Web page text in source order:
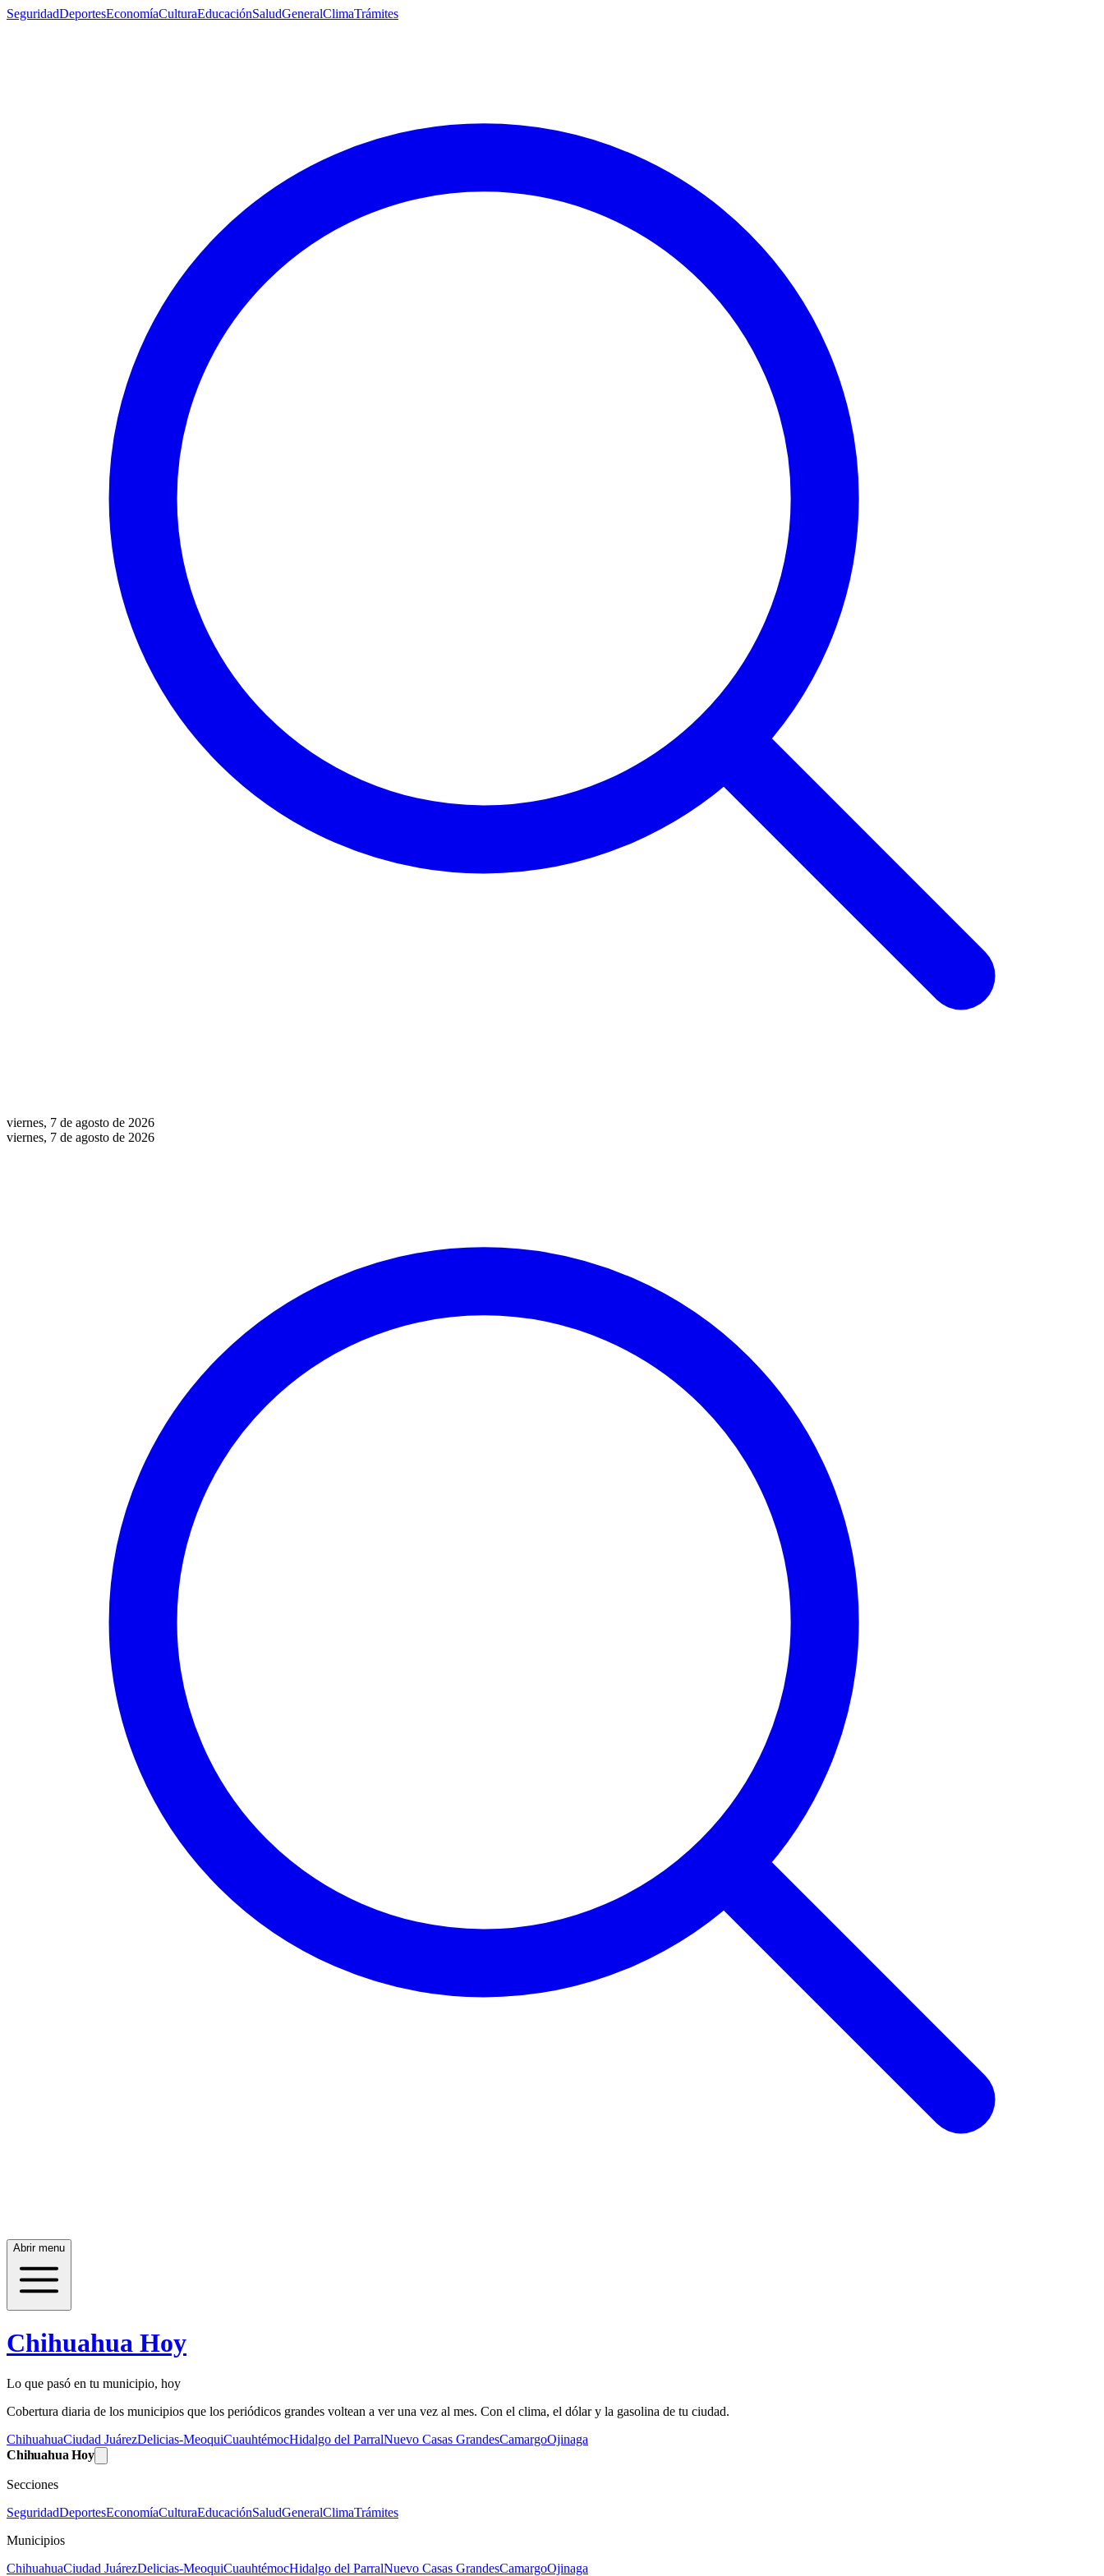
SeguridadDeportesEconomíaCulturaEducaciónSaludGeneralClimaTrámites
viernes, 7 de agosto de 2026
viernes, 7 de agosto de 2026
Abrir menu
Chihuahua Hoy
Lo que pasó en tu municipio, hoy
Cobertura diaria de los municipios que los periódicos grandes voltean a ver una vez al mes. Con el clima, el dólar y la gasolina de tu ciudad.
ChihuahuaCiudad JuárezDelicias-MeoquiCuauhtémocHidalgo del ParralNuevo Casas GrandesCamargoOjinaga
Chihuahua Hoy
Secciones
SeguridadDeportesEconomíaCulturaEducaciónSaludGeneralClimaTrámites
Municipios
ChihuahuaCiudad JuárezDelicias-MeoquiCuauhtémocHidalgo del ParralNuevo Casas GrandesCamargoOjinaga